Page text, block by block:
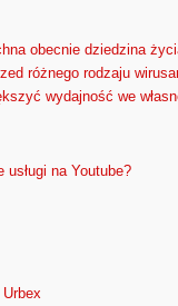
obecnie dziedzina
różnego rodzaju
wydajność we
na Youtube?